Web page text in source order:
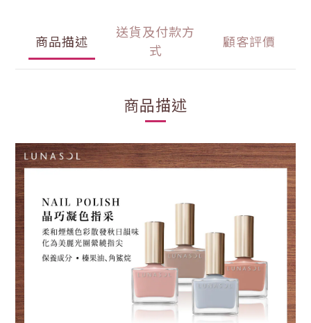
商品描述
送貨及付款方
式
顧客評價
商品描述